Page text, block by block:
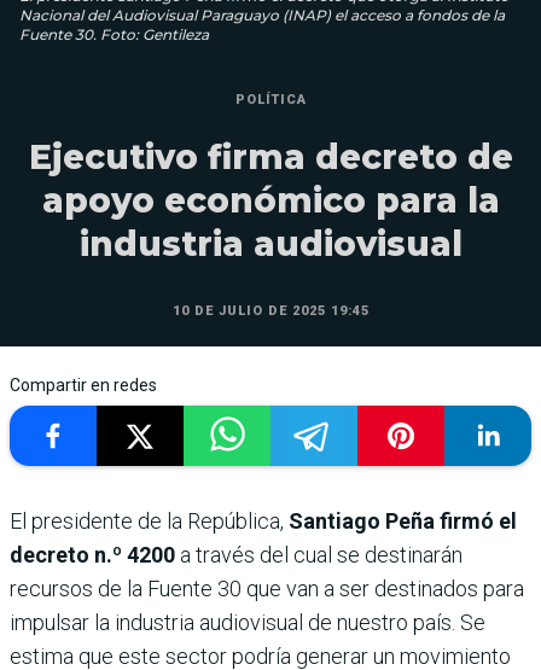
Nacional del Audiovisual Paraguayo (INAP) el acceso a fondos de la
Fuente 30. Foto: Gentileza
POLÍTICA
Ejecutivo firma decreto de
apoyo económico para la
industria audiovisual
10 DE JULIO DE 2025 19:45
Compartir en redes
El presidente de la República, Santiago Peña firmó el
decreto n.º 4200 a través del cual se destinarán
recursos de la Fuente 30 que van a ser destinados para
impulsar la industria audiovisual de nuestro país. Se
estima que este sector podría generar un movimiento